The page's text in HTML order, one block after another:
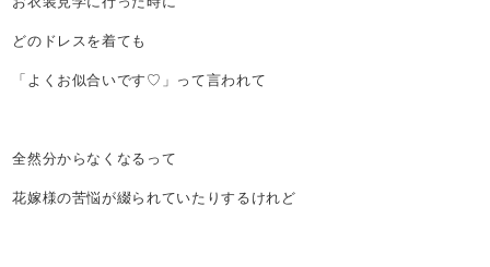
どのドレスを着ても
「よくお似合いです♡」って言われて
全然分からなくなるって
花嫁様の苦悩が綴られていたりするけれど